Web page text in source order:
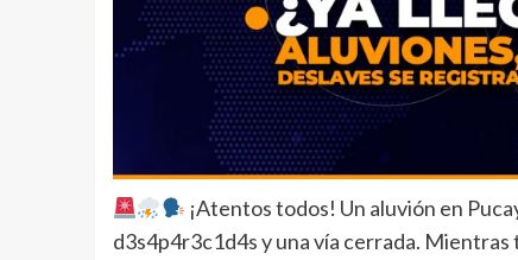
¡Atentos todos! Un aluvión en
d3s4p4r3c1d4s y una vía cerrada.